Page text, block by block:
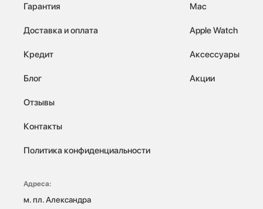
Гарантия
Доставка и оплата
Кредит
Блог
Отзывы
Контакты
Политика конфиденциальности
Mac
Apple Watch
Аксессуары
Акции
Адреса:
м. пл. Александра